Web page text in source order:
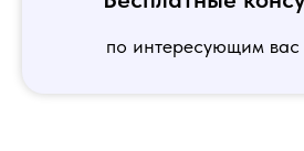
по интересующим